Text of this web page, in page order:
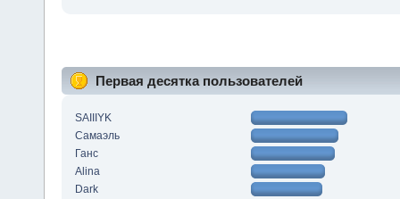
Первая десятка пользователей
SAIIIYK
Самаэль
Ганс
Alina
Dark